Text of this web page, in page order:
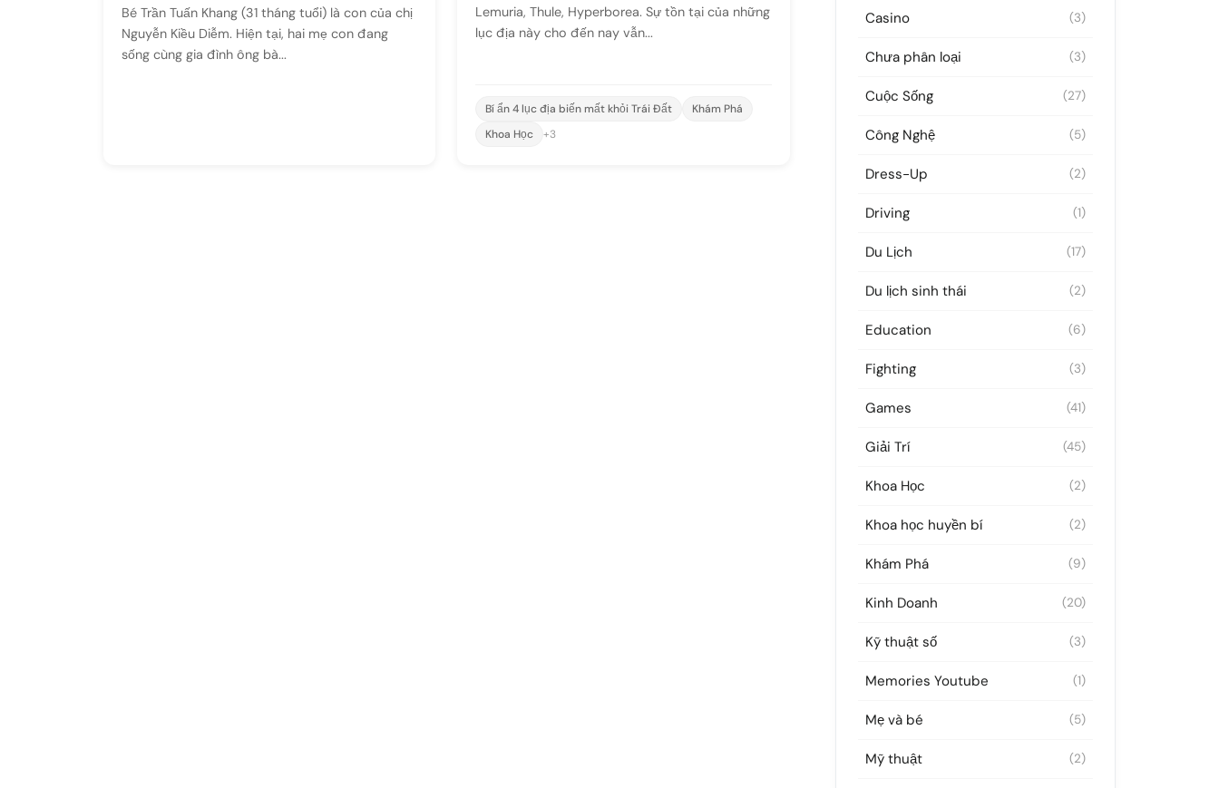
Bé Trần Tuấn Khang (31 tháng tuổi) là con của chị
Nguyễn Kiều Diễm. Hiện tại, hai mẹ con đang
sống cùng gia đình ông bà...
Lemuria, Thule, Hyperborea. Sự tồn tại của những
lục địa này cho đến nay vẫn...
Bí ẩn 4 lục địa biến mất khỏi Trái Đất
Khám Phá
Khoa Học
+3
Casino (3)
Chưa phân loại (3)
Cuộc Sống (27)
Công Nghệ (5)
Dress-Up (2)
Driving (1)
Du Lịch (17)
Du lịch sinh thái (2)
Education (6)
Fighting (3)
Games (41)
Giải Trí (45)
Khoa Học (2)
Khoa học huyền bí (2)
Khám Phá (9)
Kinh Doanh (20)
Kỹ thuật số (3)
Memories Youtube (1)
Mẹ và bé (5)
Mỹ thuật (2)